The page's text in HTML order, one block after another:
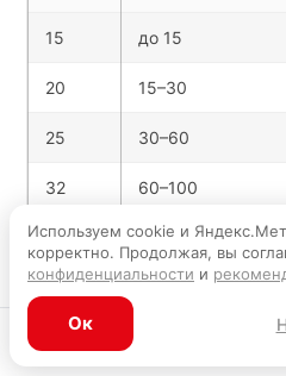
Главная
15 до 15
20 15–30
25 30–60
32 60–100
40 100–150
50 150–250
Используем cookie и
корректно. Продолжая, вы
конфиденциальности и
Ок